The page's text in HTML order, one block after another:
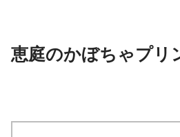
恵庭のかぼちゃプリ